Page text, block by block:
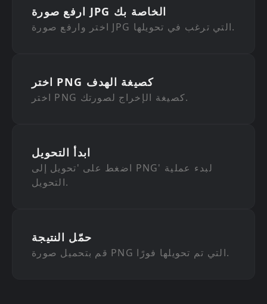
ارفع صورة JPG الخاصة بك
اختر وارفع صورة JPG التي ترغب في تحويلها.
اختر PNG كصيغة الهدف
اختر PNG كصيغة الإخراج لصورتك.
ابدأ التحويل
اضغط على 'تحويل إلى PNG' لبدء عملية
التحويل.
حمّل النتيجة
قم بتحميل صورة PNG التي تم تحويلها فورًا.